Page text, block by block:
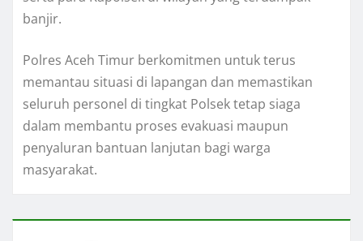
banjir.
Polres Aceh Timur berkomitmen untuk terus
memantau situasi di lapangan dan memastikan
seluruh personel di tingkat Polsek tetap siaga
dalam membantu proses evakuasi maupun
penyaluran bantuan lanjutan bagi warga
masyarakat.